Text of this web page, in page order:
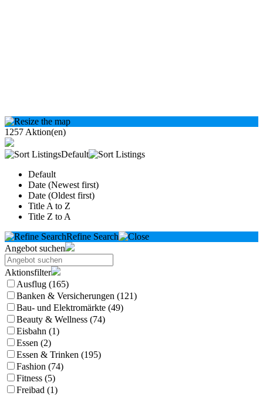
1257 Aktion(en)
Default
Default
Date (Newest first)
Date (Oldest first)
Title A to Z
Title Z to A
Refine Search
Angebot suchen
Aktionsfilter
Ausflug (165)
Banken & Versicherungen (121)
Bau- und Elektromärkte (49)
Beauty & Wellness (74)
Eisbahn (1)
Essen (2)
Essen & Trinken (195)
Fashion (74)
Fitness (5)
Freibad (1)